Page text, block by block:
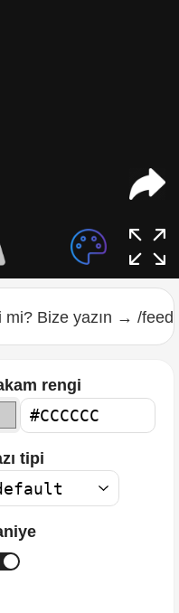
mi? Bize yazın → /
rengi
tipi